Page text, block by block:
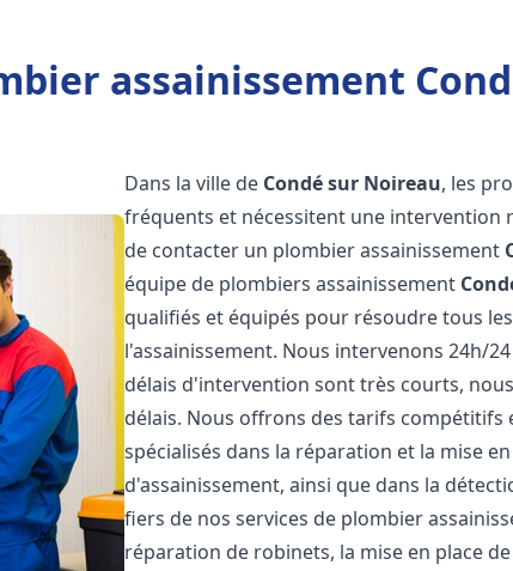
assainissement
Dans la ville de Condé sur Noireau, les
fréquents et nécessitent une intervention
de contacter un plombier assainissement
équipe de plombiers assainissement
qualifiés et équipés pour résoudre tous
l'assainissement. Nous intervenons 24h/
délais d'intervention sont très courts,
délais. Nous offrons des tarifs compétitifs
spécialisés dans la réparation et la mise
d'assainissement, ainsi que dans la
fiers de nos services de plombier
réparation de robinets, la mise en place